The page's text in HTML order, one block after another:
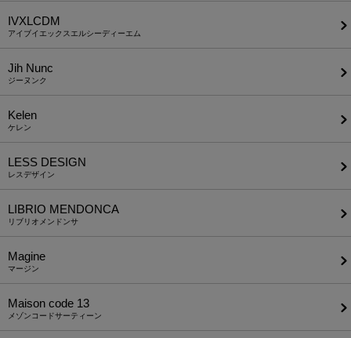
IVXLCDM
アイブイエックスエルシーディーエム
Jih Nunc
ジーヌンク
Kelen
ケレン
LESS DESIGN
レスデザイン
LIBRIO MENDONCA
リブリオメンドンサ
Magine
マージン
Maison code 13
メゾンコードサーティーン